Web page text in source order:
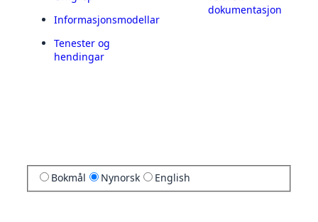
Informasjonsmodellar
Tenester og
hendingar
dokumentasjon
Bokmål Nynorsk English